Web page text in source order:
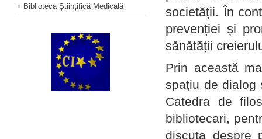
Biblioteca Științifică Medicală
societății. În
prevenției și
sănătății
Prin această
spațiu de dialog
Catedra de
bibliotecari,
discuta despre